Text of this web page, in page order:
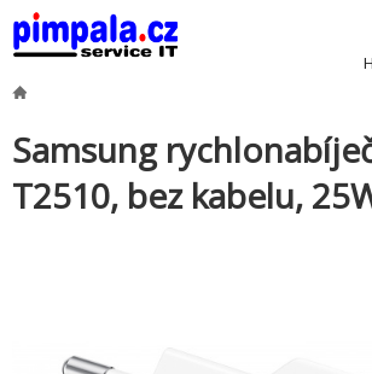
Samsung
T2510, bez kabelu,